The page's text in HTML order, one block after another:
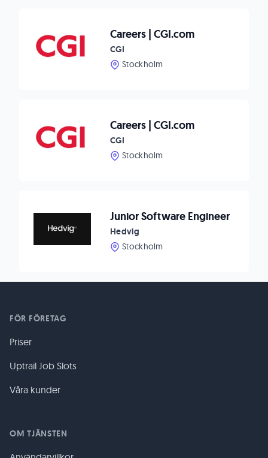
Careers | CGI.com
CGI
Stockholm
Careers | CGI.com
CGI
Stockholm
Junior Software Engineer
Hedvig
Stockholm
FÖR FÖRETAG
Priser
Uptrail Job Slots
Våra kunder
OM TJÄNSTEN